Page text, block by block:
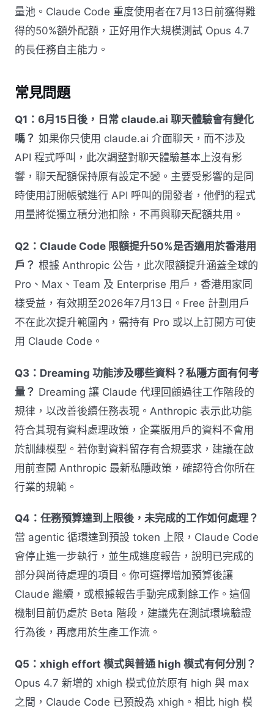
量池。Claude Code 重度使用者在7月13日前獲得難
得的50%額外配額，正好用作大規模測試 Opus 4.7
的長任務自主能力。
常見問題
Q1：6月15日後，日常 claude.ai 聊天體驗會有變化
嗎？ 如果你只使用 claude.ai 介面聊天，而不涉及
API 程式呼叫，此次調整對聊天體驗基本上沒有影
響，聊天配額保持原有設定不變。主要受影響的是同
時使用訂閱帳號進行 API 呼叫的開發者，他們的程式
用量將從獨立積分池扣除，不再與聊天配額共用。
Q2：Claude Code 限額提升50%是否適用於香港用
戶？ 根據 Anthropic 公告，此次限額提升涵蓋全球的
Pro、Max、Team 及 Enterprise 用戶，香港用家同
樣受益，有效期至2026年7月13日。Free 計劃用戶
不在此次提升範圍內，需持有 Pro 或以上訂閱方可使
用 Claude Code。
Q3：Dreaming 功能涉及哪些資料？私隱方面有何考
量？ Dreaming 讓 Claude 代理回顧過往工作階段的
規律，以改善後續任務表現。Anthropic 表示此功能
符合其現有資料處理政策，企業版用戶的資料不會用
於訓練模型。若你對資料留存有合規要求，建議在啟
用前查閱 Anthropic 最新私隱政策，確認符合你所在
行業的規範。
Q4：任務預算達到上限後，未完成的工作如何處理？
當 agentic 循環達到預設 token 上限，Claude Code
會停止進一步執行，並生成進度報告，說明已完成的
部分與尚待處理的項目。你可選擇增加預算後讓
Claude 繼續，或根據報告手動完成剩餘工作。這個
機制目前仍處於 Beta 階段，建議先在測試環境驗證
行為後，再應用於生產工作流。
Q5：xhigh effort 模式與普通 high 模式有何分別？
Opus 4.7 新增的 xhigh 模式位於原有 high 與 max
之間，Claude Code 已預設為 xhigh。相比 high 模